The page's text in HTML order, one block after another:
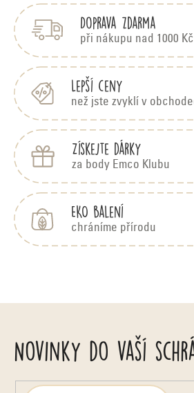
á
d
a
í
p
r
v
y
p
s
u
Doprava zdarma
při nákupu nad 1000 Kč
Lepší ceny
než jste zvyklí v
Získejte dárky
za body Emco Klubu
EKO balení
chráníme přírodu
Novinky do vaší